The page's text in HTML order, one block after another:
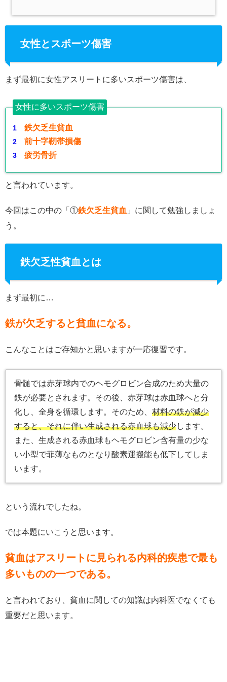
女性とスポーツ傷害
まず最初に女性アスリートに多いスポーツ傷害は、
女性に多いスポーツ傷害
鉄欠乏生貧血
前十字靭帯損傷
疲労骨折
と言われています。
今回はこの中の「①鉄欠乏生貧血 」に関して勉強しましょ
う。
鉄欠乏性貧血とは
まず最初に…
鉄が欠乏すると貧血になる。
こんなことはご存知かと思いますが一応復習です。
骨髄では赤芽球内でのヘモグロビン合成のため大量の
鉄が必要とされます。その後、赤芽球は赤血球へと分
化し、全身を循環します。そのため、材料の鉄が減少
すると、それに伴い生成される赤血球も減少します。
また、生成される赤血球もヘモグロビン含有量の少な
い小型で菲薄なものとなり酸素運搬能も低下してしま
います。
という流れでしたね。
では本題にいこうと思います。
貧血はアスリートに見られる内科的疾患で最も
多いものの一つである。
と言われており、貧血に関しての知識は内科医でなくても
重要だと思います。